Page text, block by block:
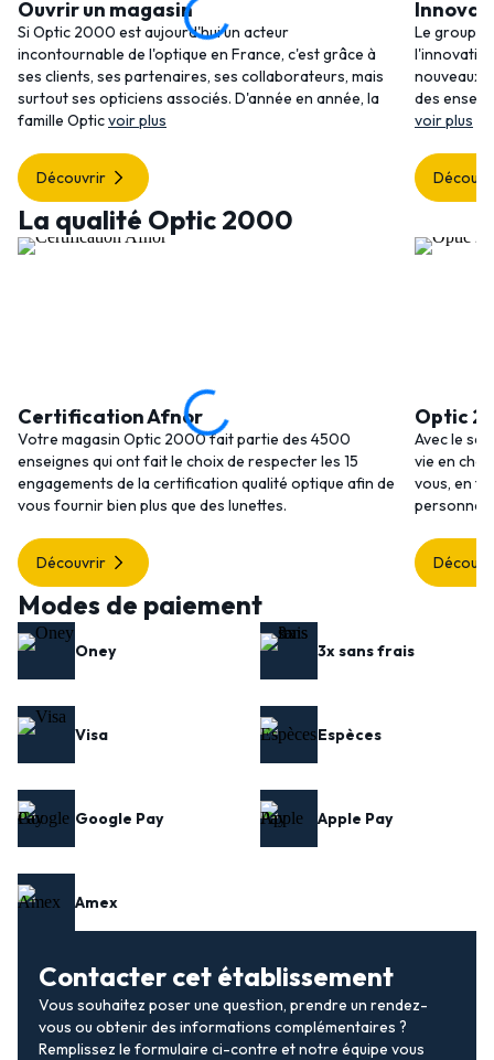
Ouvrir un magasin
Si Optic 2000 est aujourd'hui un acteur
incontournable de l'optique en France, c'est grâce à
ses clients, ses partenaires, ses collaborateurs, mais
surtout ses opticiens associés. D'année en année, la
famille Opticvoir plus
Découvrir
Le
nouveaux
des
voir plus
La qualité Optic 2000
Certification Afnor
Votre magasin Optic 2000 fait partie des 4500
enseignes qui ont fait le choix de respecter les 15
engagements de la certification qualité optique afin de
vous fournir bien plus que des lunettes.
Découvrir
Optic
Avec le
vie en
vous, en
Modes de paiement
Oney 3x sans frais
Visa Espèces
Google Pay Apple Pay
Amex
Contacter cet établissement
Vous souhaitez poser une question, prendre un rendez-
vous ou obtenir des informations complémentaires ?
Remplissez le formulaire ci-contre et notre équipe vous